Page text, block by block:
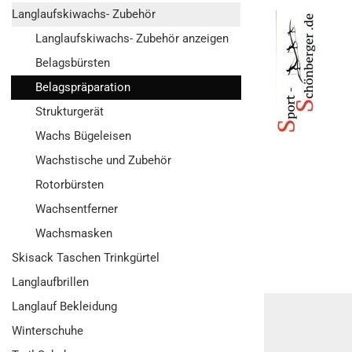
Langlaufskiwachs- Zubehör
Langlaufskiwachs- Zubehör anzeigen
Belagsbürsten
Belagspräparation
Strukturgerät
Wachs Bügeleisen
Wachstische und Zubehör
Rotorbürsten
Wachsentferner
Wachsmasken
Skisack Taschen Trinkgürtel
Langlaufbrillen
Langlauf Bekleidung
Winterschuhe